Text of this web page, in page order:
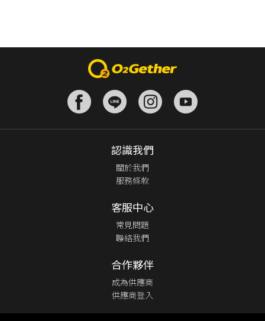
認識我們
關於我們
服務條款
客服中心
常見問題
聯絡我們
合作夥伴
成為供應商
供應商登入